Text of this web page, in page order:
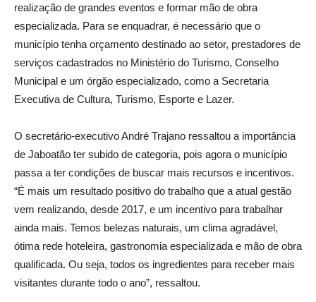
realização de grandes eventos e formar mão de obra
especializada. Para se enquadrar, é necessário que o
município tenha orçamento destinado ao setor, prestadores de
serviços cadastrados no Ministério do Turismo, Conselho
Municipal e um órgão especializado, como a Secretaria
Executiva de Cultura, Turismo, Esporte e Lazer.
O secretário-executivo André Trajano ressaltou a importância
de Jaboatão ter subido de categoria, pois agora o município
passa a ter condições de buscar mais recursos e incentivos.
“É mais um resultado positivo do trabalho que a atual gestão
vem realizando, desde 2017, e um incentivo para trabalhar
ainda mais. Temos belezas naturais, um clima agradável,
ótima rede hoteleira, gastronomia especializada e mão de obra
qualificada. Ou seja, todos os ingredientes para receber mais
visitantes durante todo o ano”, ressaltou.